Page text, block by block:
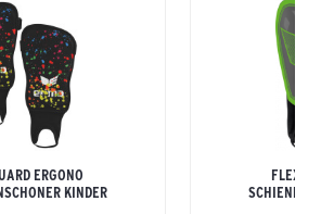
ERGONO
KINDER
FLEX